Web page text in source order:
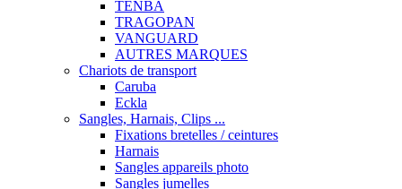
TENBA
TRAGOPAN
VANGUARD
AUTRES MARQUES
Chariots de transport
Caruba
Eckla
Sangles, Harnais, Clips ...
Fixations bretelles / ceintures
Harnais
Sangles appareils photo
Sangles jumelles